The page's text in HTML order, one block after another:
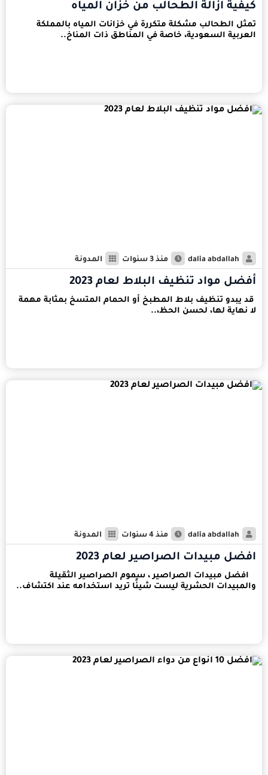
كيفية ازالة الطحالب من خزان المياه
تمثل الطحالب مشكلة متكررة في خزانات المياه بالمملكة
العربية السعودية، خاصة في المناطق ذات المناخ..
dalia abdallah منذ 3 سنوات المدونة
أفضل مواد تنظيف البلاط لعام 2023
قد يبدو تنظيف بلاط المطبخ أو الحمام المتسخ بمثابة مهمة
لا نهاية لها، لحسن الحظ،..
dalia abdallah منذ 4 سنوات المدونة
افضل مبيدات الصراصير لعام 2023
افضل مبيدات الصراصير ، سموم الصراصير الثقيلة
والمبيدات الحشرية ليست شيئًا تريد استخدامه عند اكتشاف..